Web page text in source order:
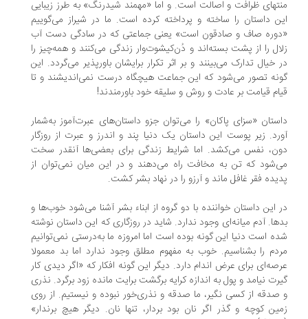
ظرافت و اصالت است. و اما «مهمند شیدرنگ» به طرز زیبایی
داستان را ساخته و پرداخته کرده است. ما در شیراز می‌گوییم
صاف و صادقون است» یعنی جماعتی که در سادگی دست آب
را از پشت بسته‌اند و دُن‌کیشوت‌وار زندگی می‌کنند و همه‌چیز را
خیال تدارک می‌بینند و بر اثر تکرار برایشان باورپذیر می‌گردد. این
تصور می‌شود که این جماعت هیچگاه درست نمی‌اندیشند و تا
قیامت بر عادت و روش و سلیقه خود باورمندند!
«سزای پاکان» را می‌توان جزو داستان‌های عبرت‌آموز به‌شمار
زیر پوست این داستان یک دنیا پند و اندرز و عبرت از روزگار
نفس می‌کشد. اما شرایط زندگی برای بعضی‌ها آنقدر سخت
که تن به مخافت راه می‌دهند و در این میان نمی‌توان از
فقر غافل ماند و آرزو را در نهاد بشر کشت.
این داستان خواننده با دو گروه از ابناء بشر آشنا می‌شود خوب‌ها و
آدم میانه‌ای وجود ندارد. شاید در روزگاری که این داستان نوشته
است دنیا این گونه بوده است اما امروزه ما به‌درستی نمی‌توانیم
را بشناسیم. خوب به مفهوم مطلق وجود ندارد اما بد معمولا
برای عرض اندام دارد. دیگر این گونه افکار که «اگر دیدی کار
نیامد و پول به اندازه کرایه برگشت برایت مانده زود برگرد. نذری
از کسی نگیر، ما صدقه و نذری‌خور نبوده و نیستیم. از روی
کوچه و گذر اگر نان بود بردار، تنها نان. دیگر هیچ برندار»